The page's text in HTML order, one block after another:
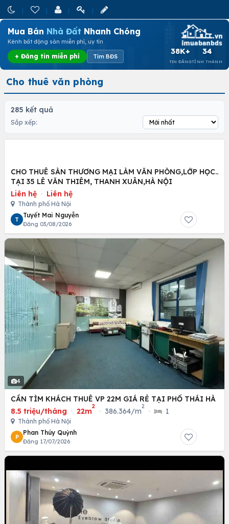
Mua Bán Nhà Đất Nhanh Chóng
Kênh bất động sản miễn phí, uy tín
+ Đăng tin miễn phí Tìm BĐS
38K+
TIN ĐĂNG
34
TỈNH THÀNH
Cho thuê văn phòng
285 kết quả
Sắp xếp:
CHO THUÊ SÀN THƯƠNG MẠI LÀM VĂN PHÒNG,LỚP HỌC..
TẠI 35 LÊ VĂN THIÊM, THANH XUÂN,HÀ NỘI
Liên hệ · Liên hệ
Thành phố Hà Nội
T
Tuyết Mai Nguyễn
Đăng 03/08/2026
4
CẦN TÌM KHÁCH THUÊ VP 22M GIÁ RẺ TẠI PHỐ THÁI HÀ
8.5 triệu/tháng · 22m
2
· 386.364/m
2
· 1
Thành phố Hà Nội
P
Phan Thúy Quỳnh
Đăng 17/07/2026